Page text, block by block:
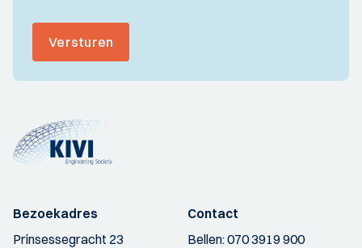
Versturen
Bezoekadres
Prinsessegracht 23
Contact
Bellen:070 3919 900